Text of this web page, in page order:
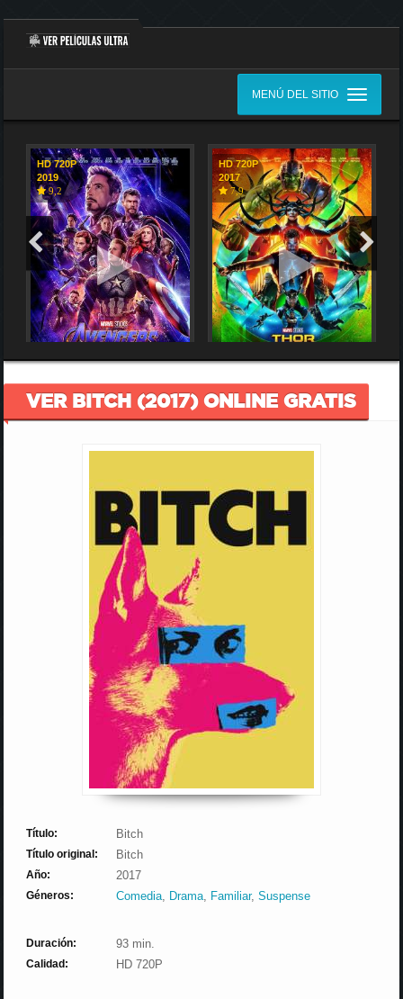
MENÚ DEL SITIO
HD 720P
2019
9,2
HD 720P
2017
7,9
VER BITCH (2017) ONLINE GRATIS
Título: Bitch
Título original: Bitch
Año: 2017
Géneros: Comedia, Drama, Familiar,Suspense
Duración: 93 min.
Calidad: HD 720P